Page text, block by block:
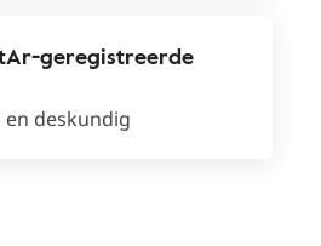
geregistreerde
deskundig